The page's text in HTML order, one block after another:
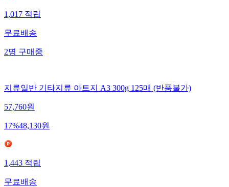
1,017 적립
무료배송
2명 구매중
지류일반 기타지류 아트지 A3 300g 125매 (반품불가)
57,760원
17%48,130원
1,443 적립
무료배송